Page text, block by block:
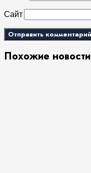
Сайт
Похожие новости